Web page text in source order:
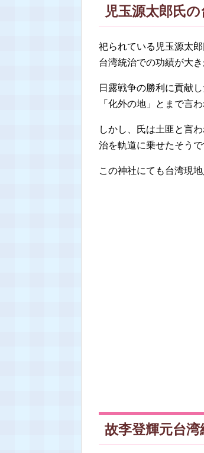
児玉源太郎氏
祀られている児玉源太
台湾統治での功績が大
日露戦争の勝利に貢献
「化外の地」とまで言
しかし、氏は土匪と言
治を軌道に乗せたそうで
この神社にても台湾現
故李登輝元台